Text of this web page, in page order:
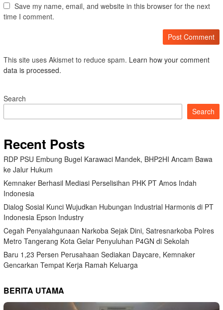
Save my name, email, and website in this browser for the next
time I comment.
This site uses Akismet to reduce spam. Learn how your comment
data is processed.
Search
Search
Recent Posts
RDP PSU Embung Bugel Karawaci Mandek, BHP2HI Ancam Bawa
ke Jalur Hukum
Kemnaker Berhasil Mediasi Perselisihan PHK PT Amos Indah
Indonesia
Dialog Sosial Kunci Wujudkan Hubungan Industrial Harmonis di PT
Indonesia Epson Industry
Cegah Penyalahgunaan Narkoba Sejak Dini, Satresnarkoba Polres
Metro Tangerang Kota Gelar Penyuluhan P4GN di Sekolah
Baru 1,23 Persen Perusahaan Sediakan Daycare, Kemnaker
Gencarkan Tempat Kerja Ramah Keluarga
BERITA UTAMA